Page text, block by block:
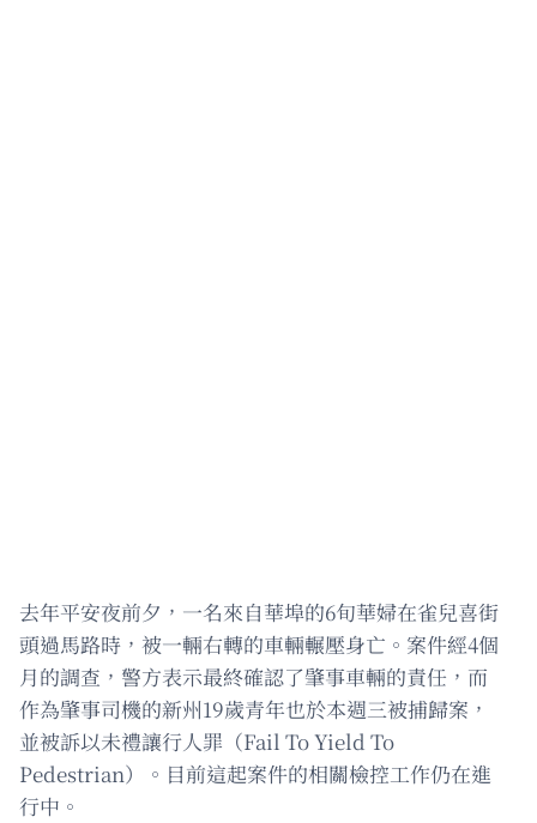
去年平安夜前夕，一名來自華埠的6旬華婦在雀兒喜街
頭過馬路時，被一輛右轉的車輛輾壓身亡。案件經4個
月的調查，警方表示最終確認了肇事車輛的責任，而
作為肇事司機的新州19歲青年也於本週三被捕歸案，
並被訴以未禮讓行人罪（Fail To Yield To
Pedestrian）。目前這起案件的相關檢控工作仍在進
行中。